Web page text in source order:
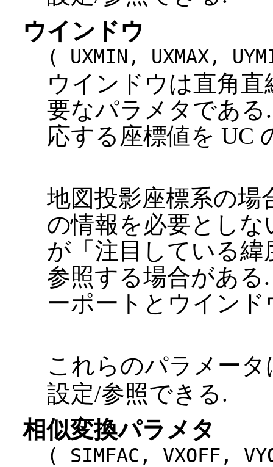
ウインドウ
( UXMIN, UXMAX,
ウインドウは直角
要なパラメタであ
応する座標値を UC
地図投影座標系の場
の情報を必要としな
が「注目している
参照する場合があ
ーポートとウイン
これらのパラメー
設定/参照できる.
相似変換パラメタ
( SIMFAC, VXOFF,